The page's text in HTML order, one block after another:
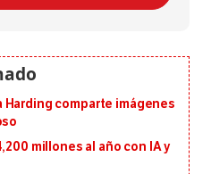
Harding comparte imágenes
millones al año con IA y